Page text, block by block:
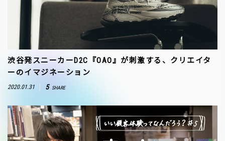
渋谷発スニーカーD2C『OAO』が刺激する、クリエイタ
ーのイマジネーション
2020.01.31 5 SHARE